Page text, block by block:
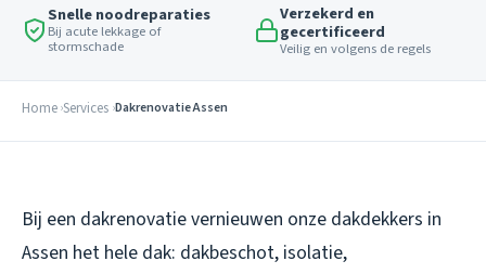
Snelle noodreparaties
Bij acute lekkage of
stormschade
Verzekerd en
gecertificeerd
Veilig en volgens de regels
Home Services Dakrenovatie Assen
Bij een dakrenovatie vernieuwen onze dakdekkers in
Assen het hele dak: dakbeschot, isolatie,